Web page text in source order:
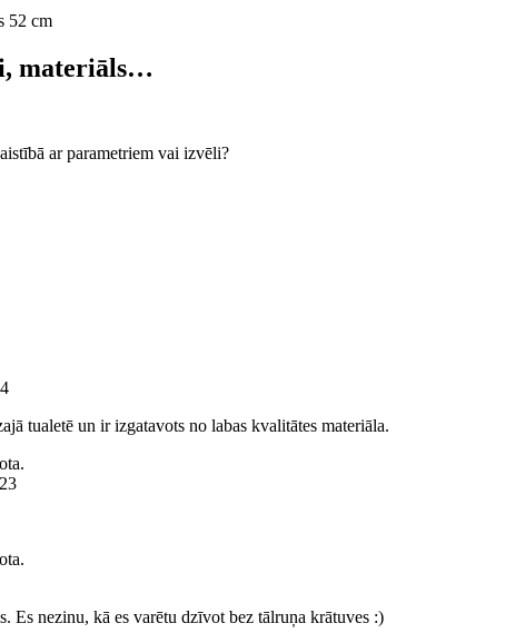
52 cm
materiāls…
ar parametriem vai izvēli?
tualetē un ir izgatavots no labas kvalitātes materiāla.
Es nezinu, kā es varētu dzīvot bez tālruņa krātuves :)